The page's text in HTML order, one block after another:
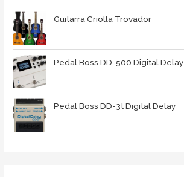
Guitarra Criolla Trovador
Pedal Boss DD-500 Digital Delay
Pedal Boss DD-3t Digital Delay